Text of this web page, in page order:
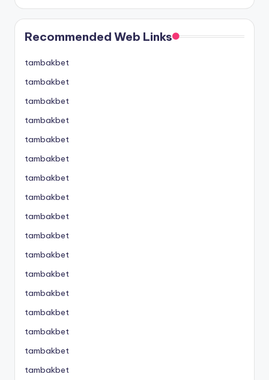
Recommended Web Links
tambakbet
tambakbet
tambakbet
tambakbet
tambakbet
tambakbet
tambakbet
tambakbet
tambakbet
tambakbet
tambakbet
tambakbet
tambakbet
tambakbet
tambakbet
tambakbet
tambakbet